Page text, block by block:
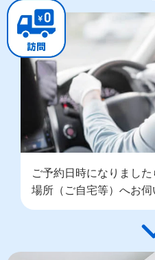
ご予約日時になりまし
場所（ご自宅等）へお伺